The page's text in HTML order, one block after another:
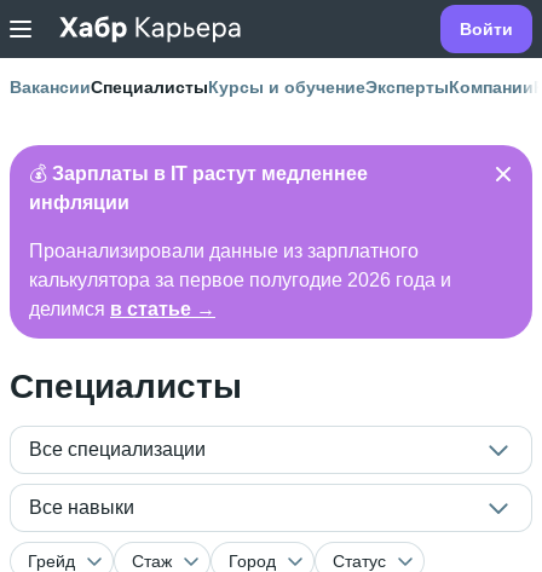
Войти
ВакансииСпециалистыКурсы и обучениеЭкспертыКомпании
💰 Зарплаты в IT растут медленнее
инфляции
Проанализировали данные из зарплатного
калькулятора за первое полугодие 2026 года и
делимся в статье →
Специалисты
Все специализации
Все навыки
Грейд Стаж Город
Статус